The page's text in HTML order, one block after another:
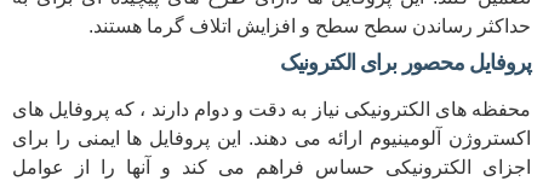
حداکثر رساندن سطح سطح و افزایش اتلاف گرما هستند.
پروفایل محصور برای الکترونیک
محفظه های الکترونیکی نیاز به دقت و دوام دارند ، که پروفایل های
اکستروژن آلومینیوم ارائه می دهند. این پروفایل ها ایمنی را برای
اجزای الکترونیکی حساس فراهم می کند و آنها را از عوامل